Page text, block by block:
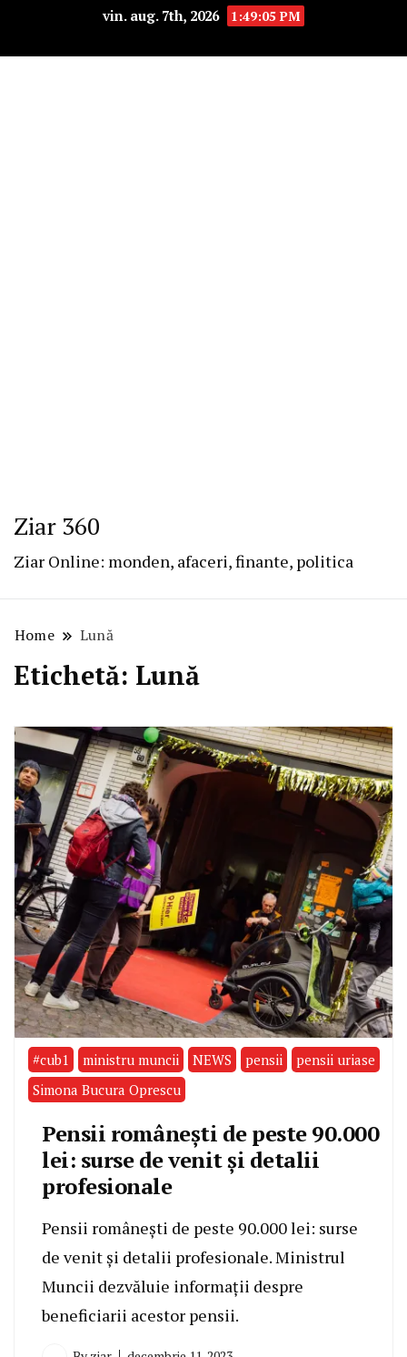
vin. aug. 7th, 2026 1:49:06 PM
Ziar 360
Ziar Online: monden, afaceri, finante, politica
Home Lună
Etichetă: Lună
#cub1 ministru muncii NEWS pensii
pensii uriase
Simona Bucura Oprescu
Pensii românești de peste 90.000
lei: surse de venit și detalii
profesionale
Pensii românești de peste 90.000 lei: surse
de venit și detalii profesionale. Ministrul
Muncii dezvăluie informații despre
beneficiarii acestor pensii.